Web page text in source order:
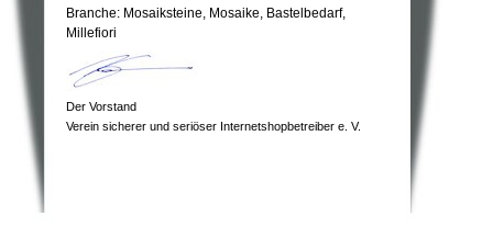
Branche: Mosaiksteine, Mosaike, Bastelbedarf,
Millefiori
Der Vorstand
Verein sicherer und seriöser Internetshopbetreiber e. V.